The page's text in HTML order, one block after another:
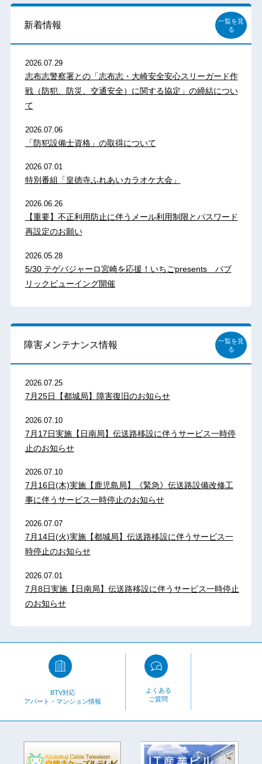
新着情報
一覧を見
る
2026.07.29
志布志警察署との「志布志・大崎安全安心スリーガード作
戦（防犯、防災、交通安全）に関する協定」の締結につい
て
2026.07.06
「防犯設備士資格」の取得について
2026.07.01
特別番組「皇徳寺ふれあいカラオケ大会」
2026.06.26
【重要】不正利用防止に伴うメール利用制限とパスワード
再設定のお願い
2026.05.28
5/30 テゲバジャーロ宮崎を応援！いちごpresents パブ
リックビューイング開催
障害メンテナンス情報
一覧を見
る
2026.07.25
7月25日【都城局】障害復旧のお知らせ
2026.07.10
7月17日実施【日南局】伝送路移設に伴うサービス一時停
止のお知らせ
2026.07.10
7月16日(木)実施【鹿児島局】《緊急》伝送路設備改修工
事に伴うサービス一時停止のお知らせ
2026.07.07
7月14日(火)実施【都城局】伝送路移設に伴うサービス一
時停止のお知らせ
2026.07.01
7月8日実施【日南局】伝送路移設に伴うサービス一時停止
のお知らせ
BTV対応
アパート・マンション情報
よくある
ご質問